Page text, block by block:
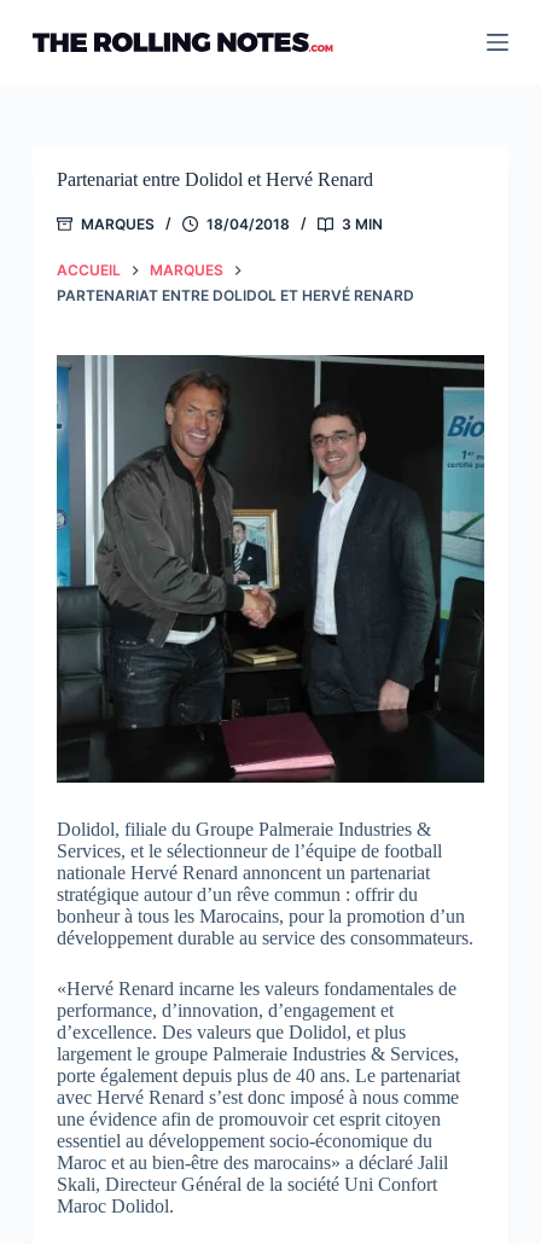
contenu
Partenariat entre Dolidol et Hervé Renard
MARQUES 18/04/2018 3 MIN
ACCUEIL
MARQUES
PARTENARIAT ENTRE DOLIDOL ET HERVÉ RENARD
Dolidol, filiale du Groupe Palmeraie Industries &
Services, et le sélectionneur de l’équipe de football
nationale Hervé Renard annoncent un partenariat
stratégique autour d’un rêve commun : offrir du
bonheur à tous les Marocains, pour la promotion d’un
développement durable au service des consommateurs.
«Hervé Renard incarne les valeurs fondamentales de
performance, d’innovation, d’engagement et
d’excellence. Des valeurs que Dolidol, et plus
largement le groupe Palmeraie Industries & Services,
porte également depuis plus de 40 ans. Le partenariat
avec Hervé Renard s’est donc imposé à nous comme
une évidence afin de promouvoir cet esprit citoyen
essentiel au développement socio-économique du
Maroc et au bien-être des marocains» a déclaré Jalil
Skali, Directeur Général de la société Uni Confort
Maroc Dolidol.